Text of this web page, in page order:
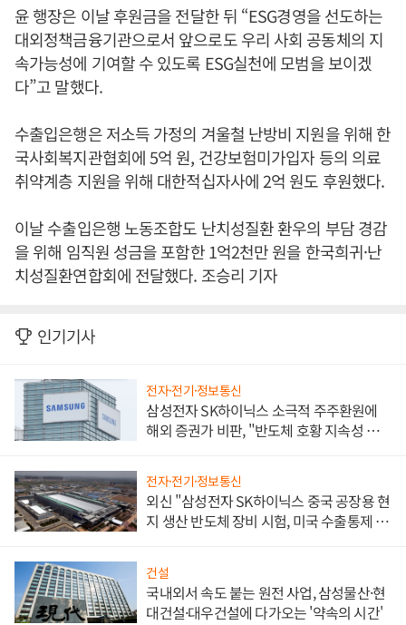
윤 행장은 이날 후원금을 전달한 뒤 “ESG경영을 선도하는
대외정책금융기관으로서 앞으로도 우리 사회 공동체의 지
속가능성에 기여할 수 있도록 ESG실천에 모범을 보이겠
다”고 말했다.
수출입은행은 저소득 가정의 겨울철 난방비 지원을 위해 한
국사회복지관협회에 5억 원, 건강보험미가입자 등의 의료
취약계층 지원을 위해 대한적십자사에 2억 원도 후원했다.
이날 수출입은행 노동조합도 난치성질환 환우의 부담 경감
을 위해 임직원 성금을 포함한 1억2천만 원을 한국희귀·난
치성질환연합회에 전달했다. 조승리 기자
인기기사
전자·전기·정보통신
삼성전자 SK하이닉스 소극적 주주환원에
해외 증권가 비판, "반도체 호황 지속성 의
전자·전기·정보통신
외신 "삼성전자 SK하이닉스 중국 공장용 현
지 생산 반도체 장비 시험, 미국 수출통제 대
건설
국내외서 속도 붙는 원전 사업, 삼성물산·현
대건설·대우건설에 다가오는 '약속의 시간'